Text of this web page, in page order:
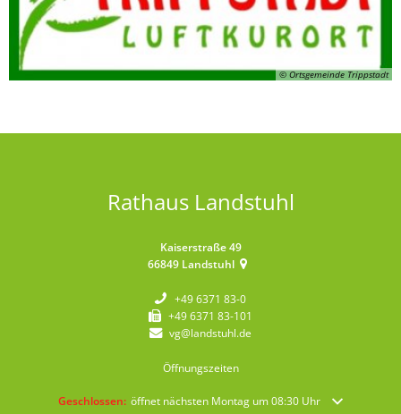
© Ortsgemeinde Trippstadt
Rathaus Landstuhl
Kaiserstraße 49
66849 Landstuhl
+49 6371 83-0
+49 6371 83-101
vg@landstuhl.de
Öffnungszeiten
Klicken, um weitere Öffnungs- oder Schließzeiten auszublenden
Geschlossen: öffnet nächsten Montag um 08:30 Uhr